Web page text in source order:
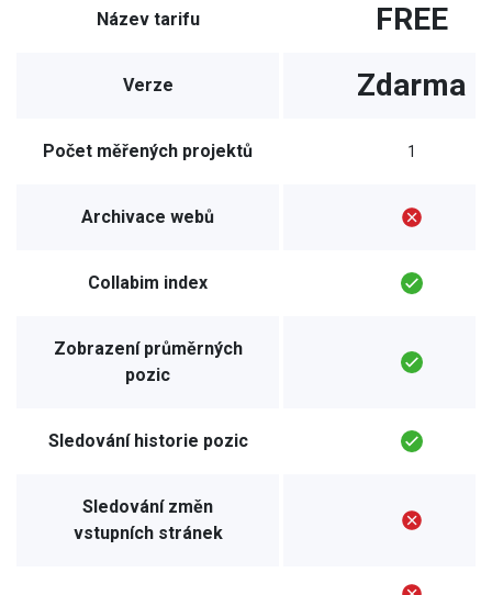
Název tarifu FREE
Verze Zdarma
Počet měřených projektů 1
Archivace webů
Collabim index
Zobrazení průměrných
pozic
Sledování historie pozic
Sledování změn
vstupních stránek